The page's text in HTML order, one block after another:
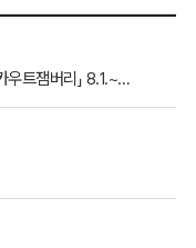
[전라북도] 2023 새만금 「제25회 세계스카우트잼버리」 8.1.~8.12. 개최